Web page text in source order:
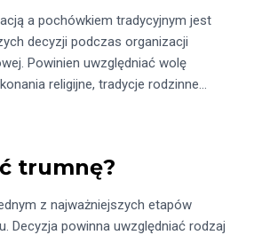
a pochówkiem tradycyjnym jest
decyzji podczas organizacji
Powinien uwzględniać wolę
religijne, tradycje rodzinne…
trumnę?
z najważniejszych etapów
Decyzja powinna uwzględniać rodzaj